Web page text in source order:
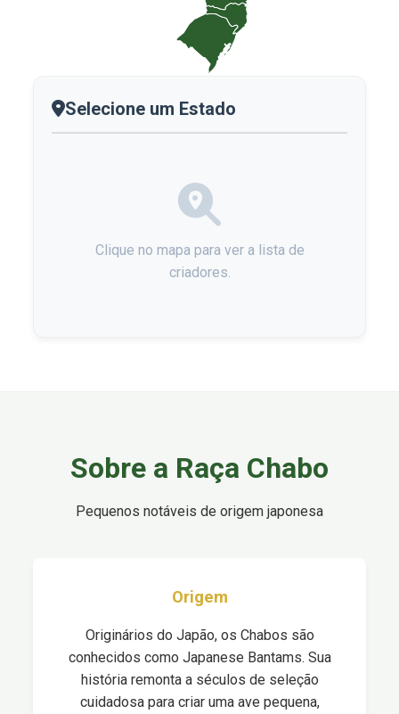
Selecione um Estado
Clique no mapa para ver a lista de
criadores.
Sobre a Raça Chabo
Pequenos notáveis de origem japonesa
Origem
Originários do Japão, os Chabos são
conhecidos como Japanese Bantams. Sua
história remonta a séculos de seleção
cuidadosa para criar uma ave pequena,